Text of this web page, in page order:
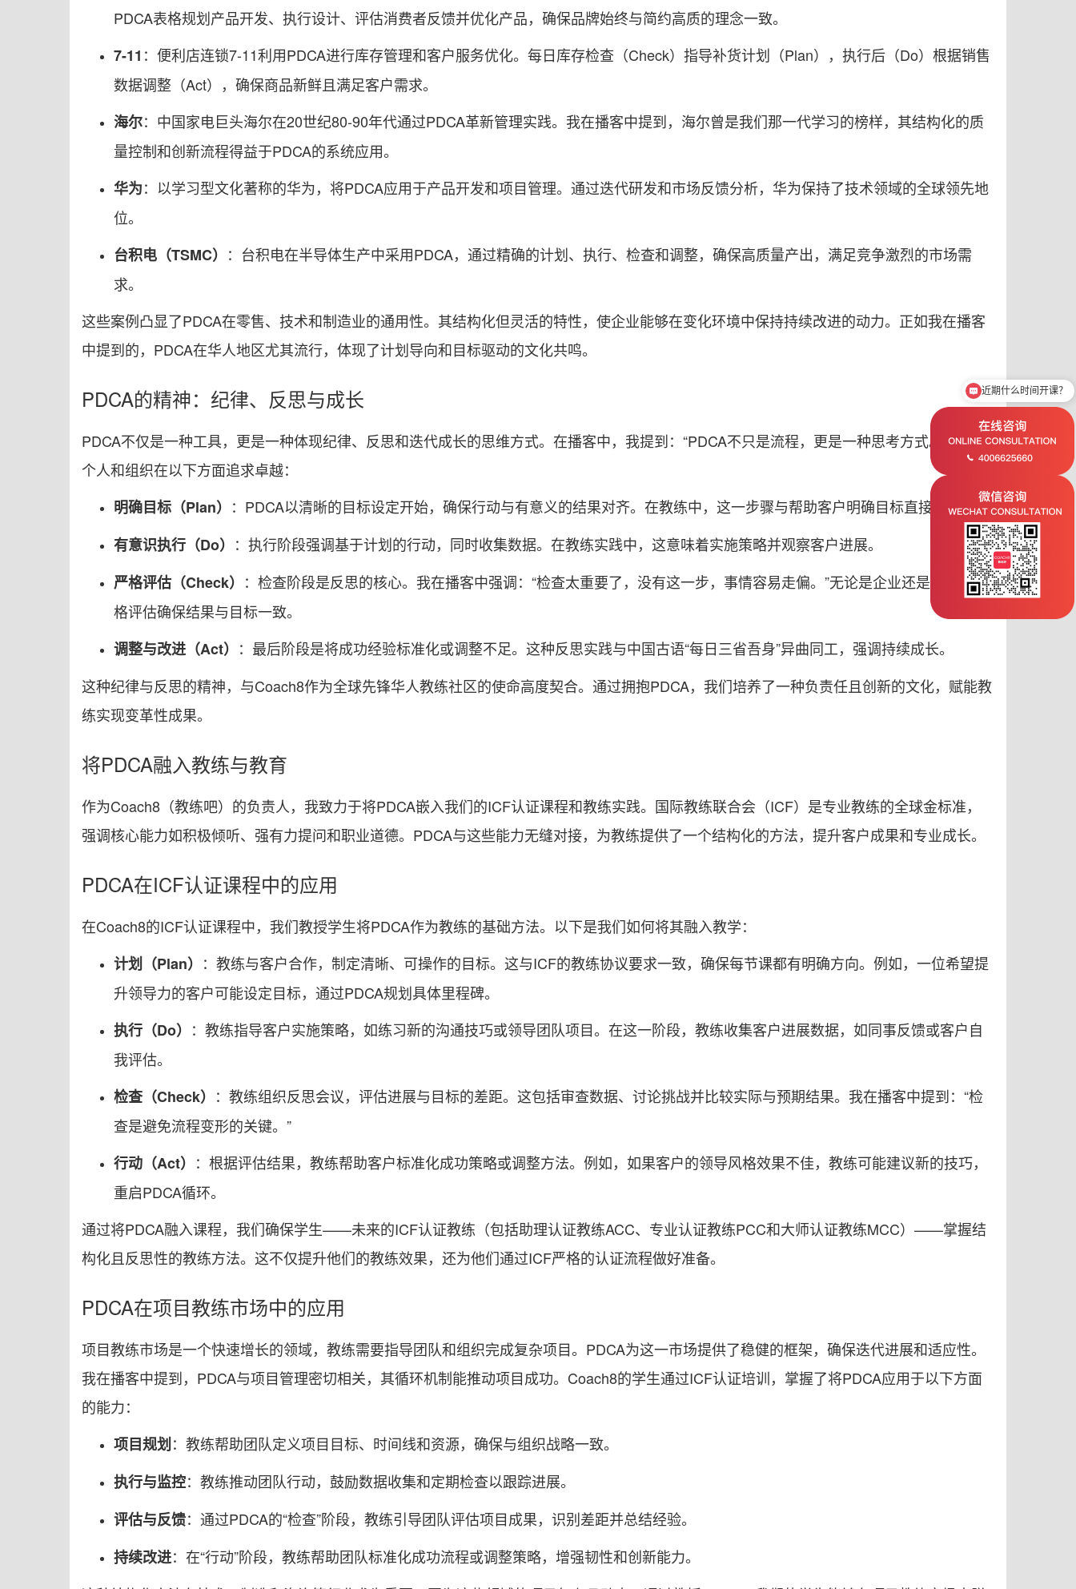
PDCA表格规划产品开发、执行设计、评估消费者反馈并优化产品，确保品牌始终与简约高质的理念一致。
7-11 ：便利店连锁7-11利用PDCA进行库存管理和客户服务优化。每日库存检查（Check）指导补货计划（Plan），执行后（Do）根据销售
数据调整（Act），确保商品新鲜且满足客户需求。
海尔：中国家电巨头海尔在20世纪80-90年代通过PDCA革新管理实践。我在播客中提到，海尔曾是我们那一代学习的榜样，其结构化的质
量控制和创新流程得益于PDCA的系统应用。
华为：以学习型文化著称的华为，将PDCA应用于产品开发和项目管理。通过迭代研发和市场反馈分析，华为保持了技术领域的全球领先地
位。
台积电（TSMC） ：台积电在半导体生产中采用PDCA，通过精确的计划、执行、检查和调整，确保高质量产出，满足竞争激烈的市场需
求。
这些案例凸显了PDCA在零售、技术和制造业的通用性。其结构化但灵活的特性，使企业能够在变化环境中保持持续改进的动力。正如我在播客
中提到的，PDCA在华人地区尤其流行，体现了计划导向和目标驱动的文化共鸣。
PDCA的精神：纪律、反思与成长
PDCA不仅是一种工具，更是一种体现纪律、反思和迭代成长的思维方式。在播客中，我提到：“PDCA不只是流程，更是一种思考方式。”它鼓励
个人和组织在以下方面追求卓越：
明确目标（Plan） ：PDCA以清晰的目标设定开始，确保行动与有意义的结果对齐。在教练中，这一步骤与帮助客户明确目标直接相关。
有意识执行（Do） ：执行阶段强调基于计划的行动，同时收集数据。在教练实践中，这意味着实施策略并观察客户进展。
严格评估（Check） ：检查阶段是反思的核心。我在播客中强调：“检查太重要了，没有这一步，事情容易走偏。”无论是企业还是教练，严
格评估确保结果与目标一致。
调整与改进（Act） ：最后阶段是将成功经验标准化或调整不足。这种反思实践与中国古语“每日三省吾身”异曲同工，强调持续成长。
这种纪律与反思的精神，与Coach8作为全球先锋华人教练社区的使命高度契合。通过拥抱PDCA，我们培养了一种负责任且创新的文化，赋能教
练实现变革性成果。
将PDCA融入教练与教育
作为Coach8（教练吧）的负责人，我致力于将PDCA嵌入我们的ICF认证课程和教练实践。国际教练联合会（ICF）是专业教练的全球金标准，
强调核心能力如积极倾听、强有力提问和职业道德。PDCA与这些能力无缝对接，为教练提供了一个结构化的方法，提升客户成果和专业成长。
PDCA在ICF认证课程中的应用
在Coach8的ICF认证课程中，我们教授学生将PDCA作为教练的基础方法。以下是我们如何将其融入教学：
计划（Plan） ：教练与客户合作，制定清晰、可操作的目标。这与ICF的教练协议要求一致，确保每节课都有明确方向。例如，一位希望提
升领导力的客户可能设定目标，通过PDCA规划具体里程碑。
执行（Do） ：教练指导客户实施策略，如练习新的沟通技巧或领导团队项目。在这一阶段，教练收集客户进展数据，如同事反馈或客户自
我评估。
检查（Check） ：教练组织反思会议，评估进展与目标的差距。这包括审查数据、讨论挑战并比较实际与预期结果。我在播客中提到：“检
查是避免流程变形的关键。”
行动（Act） ：根据评估结果，教练帮助客户标准化成功策略或调整方法。例如，如果客户的领导风格效果不佳，教练可能建议新的技巧，
重启PDCA循环。
通过将PDCA融入课程，我们确保学生——未来的ICF认证教练（包括助理认证教练ACC、专业认证教练PCC和大师认证教练MCC）——掌握结
构化且反思性的教练方法。这不仅提升他们的教练效果，还为他们通过ICF严格的认证流程做好准备。
PDCA在项目教练市场中的应用
项目教练市场是一个快速增长的领域，教练需要指导团队和组织完成复杂项目。PDCA为这一市场提供了稳健的框架，确保迭代进展和适应性。
我在播客中提到，PDCA与项目管理密切相关，其循环机制能推动项目成功。Coach8的学生通过ICF认证培训，掌握了将PDCA应用于以下方面
的能力：
项目规划：教练帮助团队定义项目目标、时间线和资源，确保与组织战略一致。
执行与监控：教练推动团队行动，鼓励数据收集和定期检查以跟踪进展。
评估与反馈：通过PDCA的“检查”阶段，教练引导团队评估项目成果，识别差距并总结经验。
持续改进：在“行动”阶段，教练帮助团队标准化成功流程或调整策略，增强韧性和创新能力。
想了解ICF认证教练课程